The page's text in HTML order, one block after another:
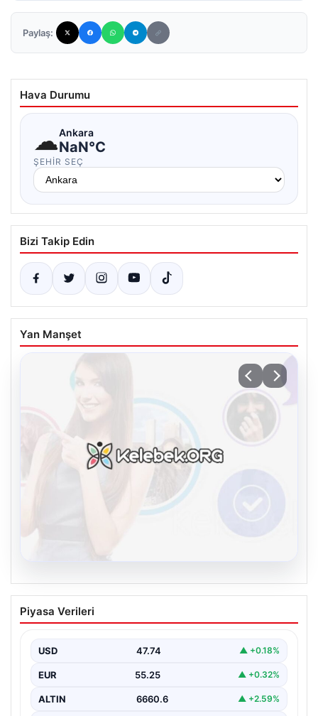
Paylaş:
Hava Durumu
☁Ankara
NaN°C
ŞEHIR SEÇ
Bizi Takip Edin
Yan Manşet
Kelebek sohbet platformu İle Dijital
İletişimin Sertifikalı Adresi Ve Chat
Sanal ortamında kullanıcıların güvenli bir biçimde iletişim
Piyasa Verileri
USD 47.74 ▲ +0.18%
EUR 55.25 ▲ +0.32%
ALTIN 6660.6 ▲ +2.59%